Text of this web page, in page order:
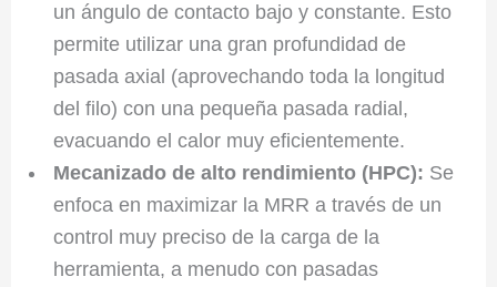
un ángulo de contacto bajo y constante. Esto
permite utilizar una gran profundidad de
pasada axial (aprovechando toda la longitud
del filo) con una pequeña pasada radial,
evacuando el calor muy eficientemente.
Mecanizado de alto rendimiento (HPC): Se
enfoca en maximizar la MRR a través de un
control muy preciso de la carga de la
herramienta, a menudo con pasadas